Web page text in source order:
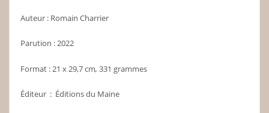
Auteur : Romain Charrier
Parution : 2022
Format : 21 x 29,7 cm, 331 grammes
Éditeur ‏ : ‎ Éditions du Maine